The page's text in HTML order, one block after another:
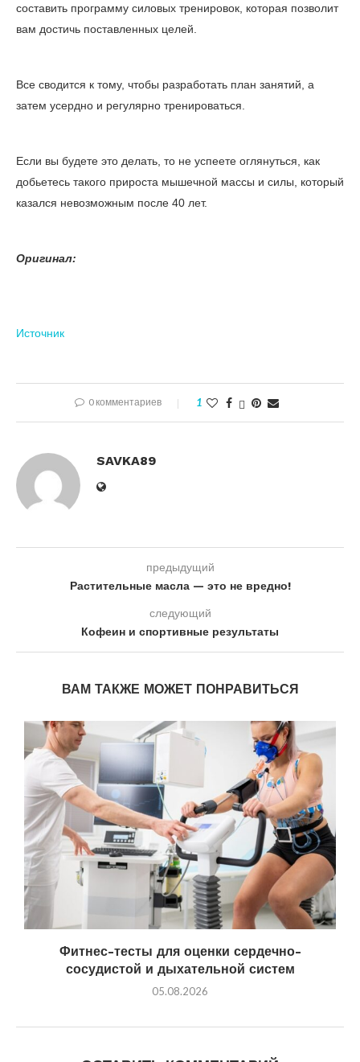
составить программу силовых тренировок, которая позволит
вам достичь поставленных целей.
Все сводится к тому, чтобы разработать план занятий, а
затем усердно и регулярно тренироваться.
Если вы будете это делать, то не успеете оглянуться, как
добьетесь такого прироста мышечной массы и силы, который
казался невозможным после 40 лет.
Оригинал:
Источник
0 комментариев 1
SAVKA89
предыдущий
Растительные масла — это не вредно!
следующий
Кофеин и спортивные результаты
ВАМ ТАКЖЕ МОЖЕТ ПОНРАВИТЬСЯ
Фитнес-тесты для оценки сердечно-
сосудистой и дыхательной систем
05.08.2026